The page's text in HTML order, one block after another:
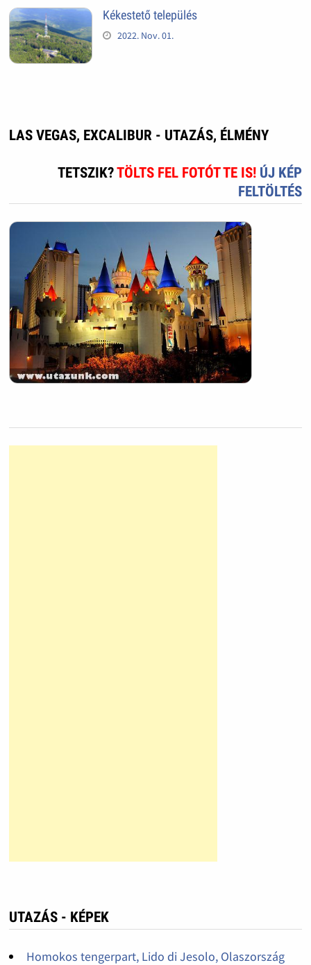
Kékestető település
2022. Nov. 01.
LAS VEGAS, EXCALIBUR - UTAZÁS, ÉLMÉNY
TETSZIK?TÖLTS FEL FOTÓT TE IS! ÚJ KÉP
FELTÖLTÉS
UTAZÁS - KÉPEK
Homokos tengerpart, Lido di Jesolo, Olaszország